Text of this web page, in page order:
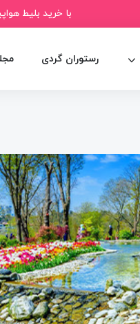
با خرید بلیط
رستوران گردی